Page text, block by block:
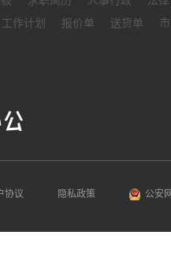
工作计划 报价单 送货单
协议 隐私政策 公安